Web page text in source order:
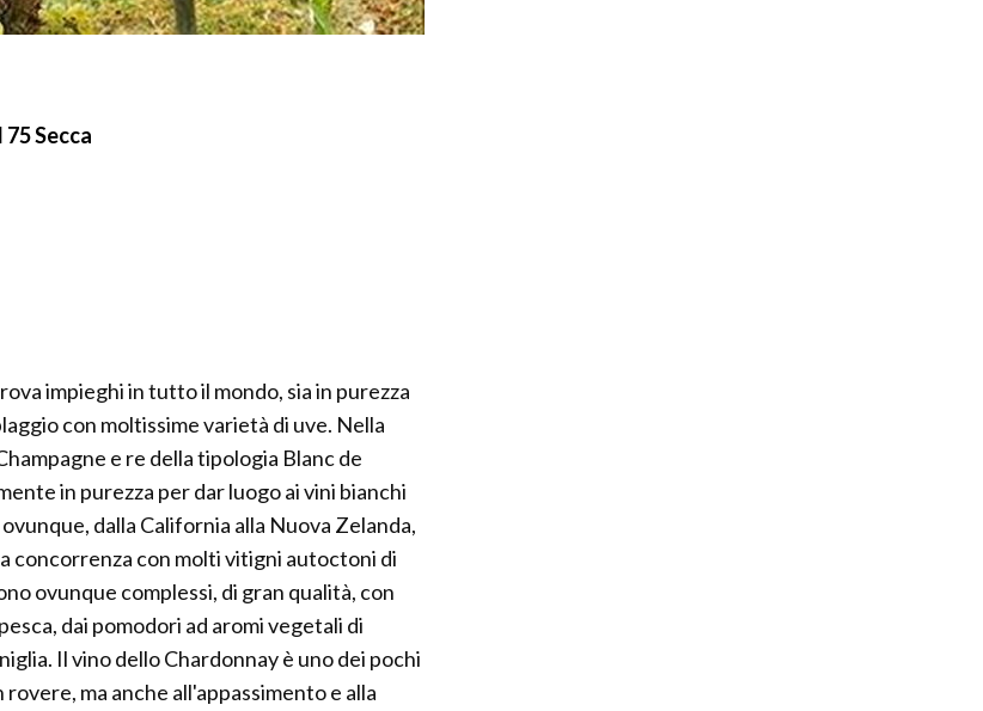
Secca
impieghi in tutto il mondo, sia in purezza
con moltissime varietà di uve. Nella
e re della tipologia Blanc de
in purezza per dar luogo ai vini bianchi
dalla California alla Nuova Zelanda,
concorrenza con molti vitigni autoctoni di
ovunque complessi, di gran qualità, con
dai pomodori ad aromi vegetali di
Il vino dello Chardonnay è uno dei pochi
ma anche all'appassimento e alla